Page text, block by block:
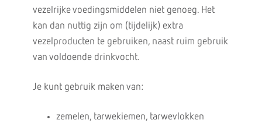
vezelrijke voedingsmiddelen niet genoeg. Het
kan dan nuttig zijn om (tijdelijk) extra
vezelproducten te gebruiken, naast ruim gebruik
van voldoende drinkvocht.
Je kunt gebruik maken van:
zemelen, tarwekiemen, tarwevlokken